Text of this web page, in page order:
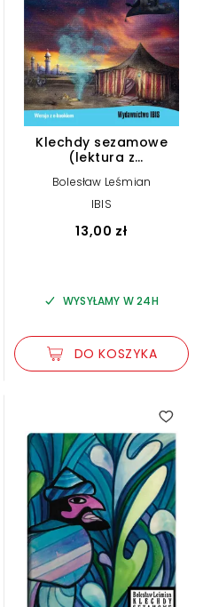
Klechdy sezamowe
(lektura z
Bolesław Leśmian
IBIS
13,00 zł
WYSYŁAMY W 24H
DO KOSZYKA